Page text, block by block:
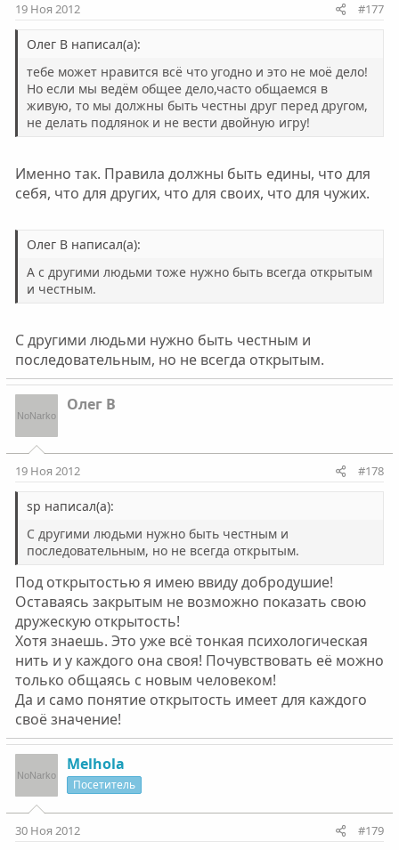
19 Ноя 2012 #177
Олег В написал(а):
тебе может нравится всё что угодно и это не моё дело!
Но если мы ведём общее дело,часто общаемся в
живую, то мы должны быть честны друг перед другом,
не делать подлянок и не вести двойную игру!
Именно так. Правила должны быть едины, что для
себя, что для других, что для своих, что для чужих.
Олег В написал(а):
А с другими людьми тоже нужно быть всегда открытым
и честным.
С другими людьми нужно быть честным и
последовательным, но не всегда открытым.
Олег В
19 Ноя 2012 #178
sp написал(а):
С другими людьми нужно быть честным и
последовательным, но не всегда открытым.
Под открытостью я имею ввиду добродушие!
Оставаясь закрытым не возможно показать свою
дружескую открытость!
Хотя знаешь. Это уже всё тонкая психологическая
нить и у каждого она своя! Почувствовать её можно
только общаясь с новым человеком!
Да и само понятие открытость имеет для каждого
своё значение!
Melhola
Посетитель
30 Ноя 2012 #179